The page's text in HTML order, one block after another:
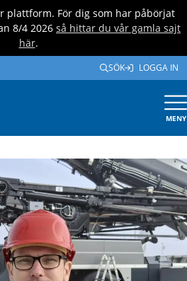
plattform. För dig som har påbörjat
8/4 2026 så hittar du vår gamla sajt
här.
SÖK LOGGA IN
MENY